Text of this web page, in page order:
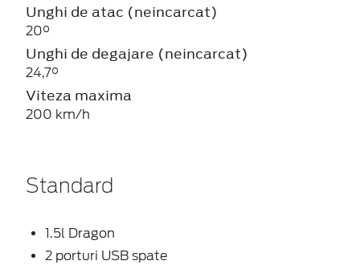
Unghi de atac (neincarcat)
20°
Unghi de degajare (neincarcat)
24,7°
Viteza maxima
200 km/h
Standard
1.5l Dragon
2 porturi USB spate